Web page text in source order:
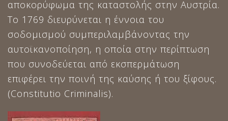
αποκορύφωμα της καταστολής στην Αυστρία.
Το 1769 διευρύνεται η έννοια του
σοδομισμού συμπεριλαμβάνοντας την
αυτοϊκανοποίηση, η οποία στην περίπτωση
που συνοδεύεται από εκσπερμάτωση
επιφέρει την ποινή της καύσης ή του ξίφους.
(Constitutio Criminalis).